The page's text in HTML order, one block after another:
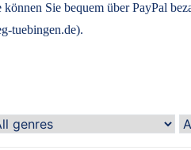
Sie bequem über PayPal
tuebingen.de).